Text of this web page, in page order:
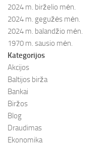
2024 m. birželio mėn.
2024 m. gegužės mėn.
2024 m. balandžio mėn.
1970 m. sausio mėn.
Kategorijos
Akcijos
Baltijos birža
Bankai
Biržos
Blog
Draudimas
Ekonomika